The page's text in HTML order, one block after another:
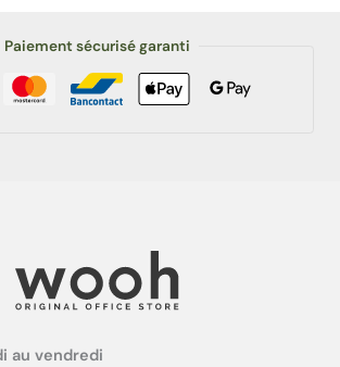
Paiement sécurisé garanti
au vendredi